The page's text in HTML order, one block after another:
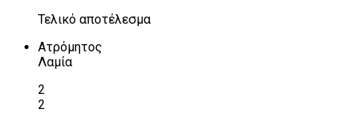
Τελικό αποτέλεσμα
Ατρόμητος
Λαμία
2
2